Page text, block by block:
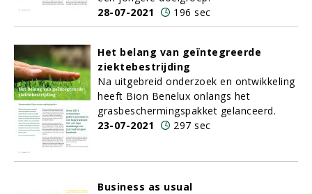
28-07-2021
196 sec
Het belang van geïntegreerde
ziektebestrijding
Na uitgebreid onderzoek en ontwikkeling
heeft Bion Benelux onlangs het
grasbeschermingspakket gelanceerd.
23-07-2021
297 sec
Business as usual